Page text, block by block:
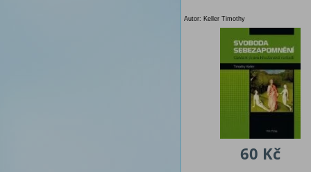
Autor: Keller Timothy
60 Kč